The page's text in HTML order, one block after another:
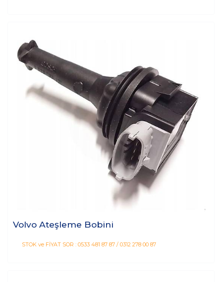
Volvo Ateşleme Bobini
STOK ve FİYAT SOR : 0533 481 87 87 / 0312 278 00 87